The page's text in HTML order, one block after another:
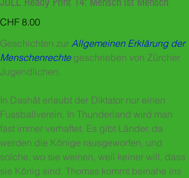
Preis
CHF 8.00
Geschichten zur Allgemeinen Erklärung der
Menschenrechte geschrieben von Zürcher
Jugendlichen.
In Dashât erlaubt der Diktator nur einen
Fussballverein. In Thunderland wird man
fast immer verhaftet. Es gibt Länder, da
werden die Könige rausgeworfen, und
solche, wo sie weinen, weil keiner will, dass
sie König sind. Thomas kommt beinahe ins